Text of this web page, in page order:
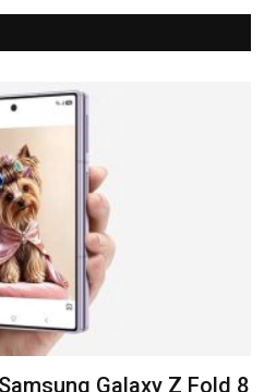
Galaxy Z Fold 8